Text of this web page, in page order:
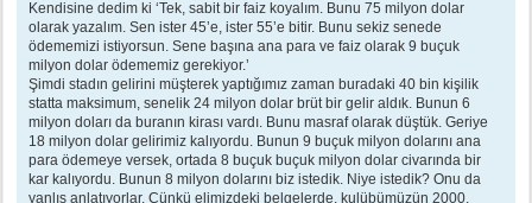
Kendisine dedim ki ‘Tek, sabit bir faiz koyalım. Bunu 75 milyon dolar
olarak yazalım. Sen ister 45’e, ister 55’e bitir. Bunu sekiz senede
ödememizi istiyorsun. Sene başına ana para ve faiz olarak 9 buçuk
milyon dolar ödememiz gerekiyor.’
Şimdi stadın gelirini müşterek yaptığımız zaman buradaki 40 bin kişilik
statta maksimum, senelik 24 milyon dolar brüt bir gelir aldık. Bunun 6
milyon doları da buranın kirası vardı. Bunu masraf olarak düştük. Geriye
18 milyon dolar gelirimiz kalıyordu. Bunun 9 buçuk milyon dolarını ana
para ödemeye versek, ortada 8 buçuk buçuk milyon dolar civarında bir
kar kalıyordu. Bunun 8 milyon dolarını biz istedik. Niye istedik? Onu da
yanlış anlatıyorlar. Çünkü elimizdeki belgelerde, kulübümüzün 2000,